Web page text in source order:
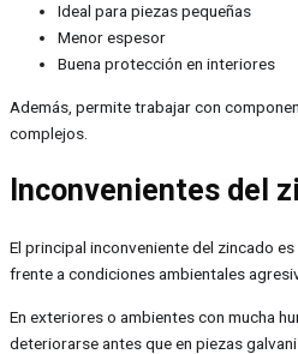
Ideal para piezas pequeñas
Menor espesor
Buena protección en interiores
Además, permite trabajar con
complejos.
Inconvenientes del
El principal inconveniente del zincado
frente a condiciones ambientales
En exteriores o ambientes con mucha
deteriorarse antes que en piezas